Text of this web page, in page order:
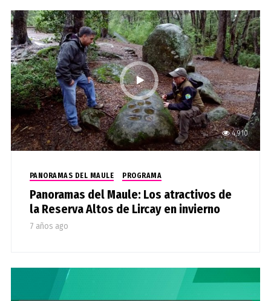
4,910
PANORAMAS DEL MAULE PROGRAMA
Panoramas del Maule: Los atractivos de
la Reserva Altos de Lircay en invierno
7 años ago